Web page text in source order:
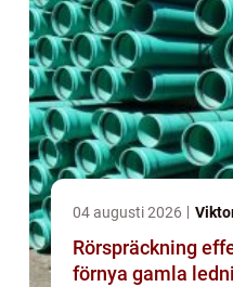
04 augusti 2026
Rörspräckning effektiv metod för att
förnya gamla